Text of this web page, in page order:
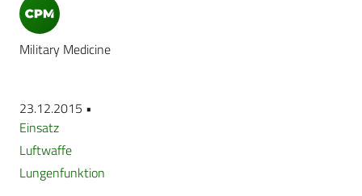
Military Medicine
23.12.2015 •
Einsatz
Luftwaffe
Lungenfunktion